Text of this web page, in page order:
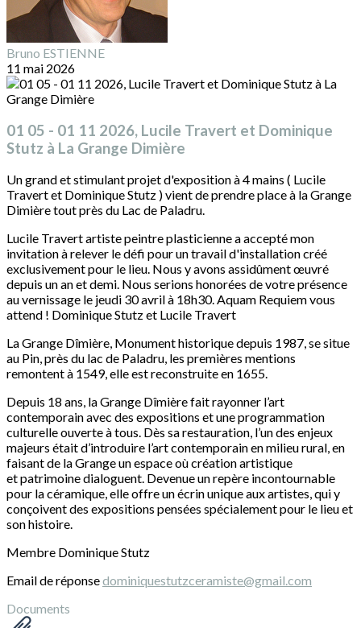
Bruno ESTIENNE
11 mai 2026
01 05 - 01 11 2026, Lucile Travert et Dominique
Stutz à La Grange Dimière
Un grand et stimulant projet d'exposition à 4 mains ( Lucile
Travert et Dominique Stutz ) vient de prendre place à la Grange
Dimière tout près du Lac de Paladru.
Lucile Travert artiste peintre plasticienne a accepté mon
invitation à relever le défi pour un travail d'installation créé
exclusivement pour le lieu. Nous y avons assidûment œuvré
depuis un an et demi. Nous serions honorées de votre présence
au vernissage le jeudi 30 avril à 18h30. Aquam Requiem vous
attend ! Dominique Stutz et Lucile Travert
La Grange Dîmière, Monument historique depuis 1987, se situe
au Pin, près du lac de Paladru, les premières mentions
remontent à 1549, elle est reconstruite en 1655.
Depuis 18 ans, la Grange Dîmière fait rayonner l’art
contemporain avec des expositions et une programmation
culturelle ouverte à tous. Dès sa restauration, l’un des enjeux
majeurs était d’introduire l’art contemporain en milieu rural, en
faisant de la Grange un espace où création artistique
et patrimoine dialoguent. Devenue un repère incontournable
pour la céramique, elle offre un écrin unique aux artistes, qui y
conçoivent des expositions pensées spécialement pour le lieu et
son histoire.
Membre Dominique Stutz
Email de réponsedominiquestutzceramiste@gmail.com
Documents